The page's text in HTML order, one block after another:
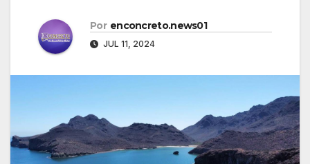
Por enconcreto.news01
JUL 11, 2024